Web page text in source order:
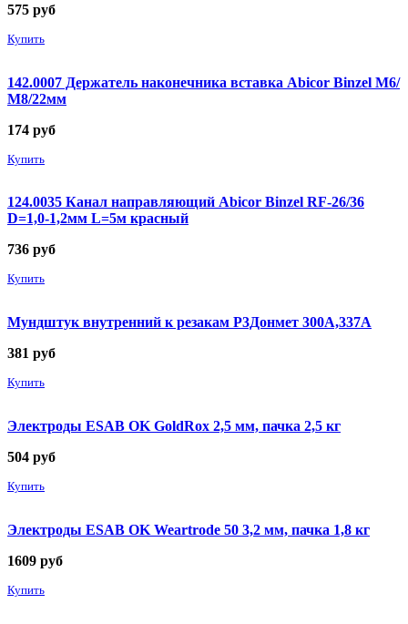
575 руб
Купить
142.0007 Держатель наконечника вставка Abicor Binzel М6/
М8/22мм
174 руб
Купить
124.0035 Канал направляющий Abicor Binzel RF-26/36
D=1,0-1,2мм L=5м красный
736 руб
Купить
Мундштук внутренний к резакам Р3Донмет 300А,337А
381 руб
Купить
Электроды ESAB OK GoldRox 2,5 мм, пачка 2,5 кг
504 руб
Купить
Электроды ESAB OK Weartrode 50 3,2 мм, пачка 1,8 кг
1609 руб
Купить